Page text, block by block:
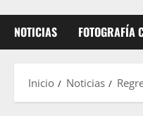
NOTICIAS FOTOGRAFÍA
Inicio Noticias